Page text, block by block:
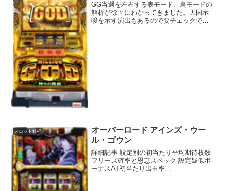
GG当選を左右する表モード、裏モードの
解析が徐々にわかってきました。天国示
唆を示す演出もあるので要チェックで
スロット解析
オーバーロード アインズ・ウー
ル・ゴウン
詳細記事 設定別の初当たり平均期待枚数
フリーズ確率と恩恵スペック 設定疑似ボ
ーナスAT初当たり出玉率